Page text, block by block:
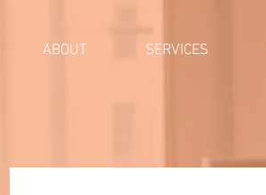
ABOUT SERVICES